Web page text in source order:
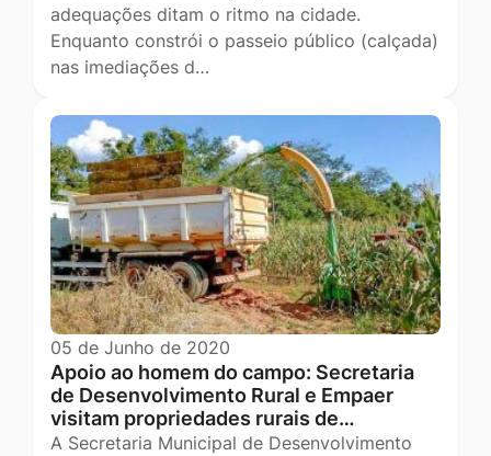
adequações ditam o ritmo na cidade.
Enquanto constrói o passeio público (calçada)
nas imediações d…
05 de Junho de 2020
Apoio ao homem do campo: Secretaria
de Desenvolvimento Rural e Empaer
visitam propriedades rurais de…
A Secretaria Municipal de Desenvolvimento